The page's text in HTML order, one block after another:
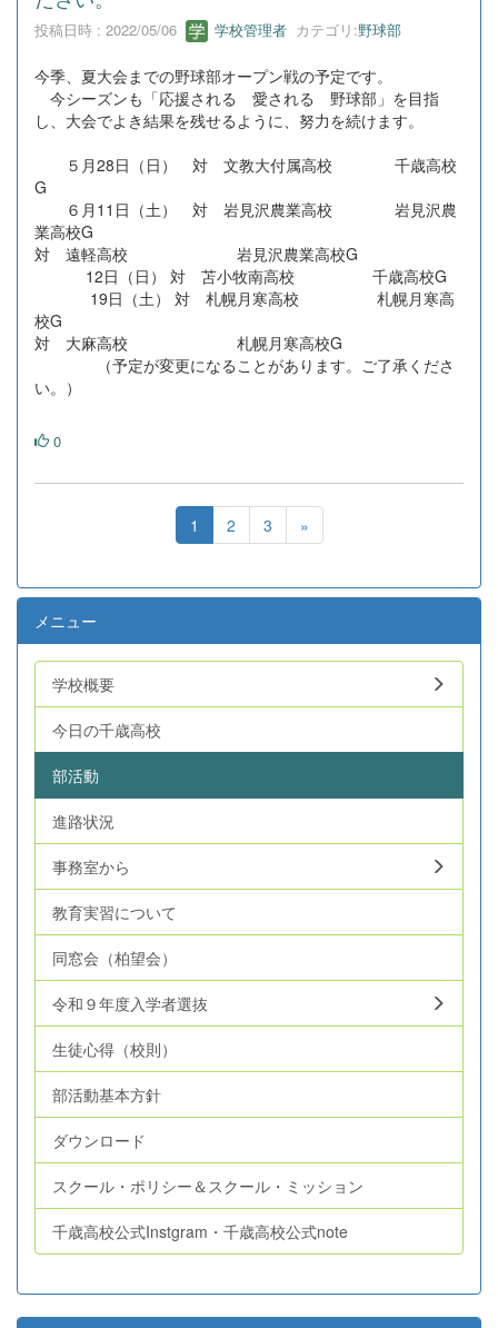
投稿日時 : 2022/05/06 学校管理者 カテゴリ:野球部
今季、夏大会までの野球部オープン戦の予定です。
今シーズンも「応援される 愛される 野球部」を目指
し、大会でよき結果を残せるように、努力を続けます。
５月28日（日） 対 文教大付属高校 千歳高校
G
６月11日（土） 対 岩見沢農業高校 岩見沢農
業高校G
対 遠軽高校 岩見沢農業高校G
12日（日） 対 苫小牧南高校 千歳高校G
19日（土） 対 札幌月寒高校 札幌月寒高
校G
対 大麻高校 札幌月寒高校G
（予定が変更になることがあります。ご了承くださ
い。）
0
1 2 3 »
メニュー
学校概要
今日の千歳高校
部活動
進路状況
事務室から
教育実習について
同窓会（柏望会）
令和９年度入学者選抜
生徒心得（校則）
部活動基本方針
ダウンロード
スクール・ポリシー＆スクール・ミッション
千歳高校公式Instgram・千歳高校公式note